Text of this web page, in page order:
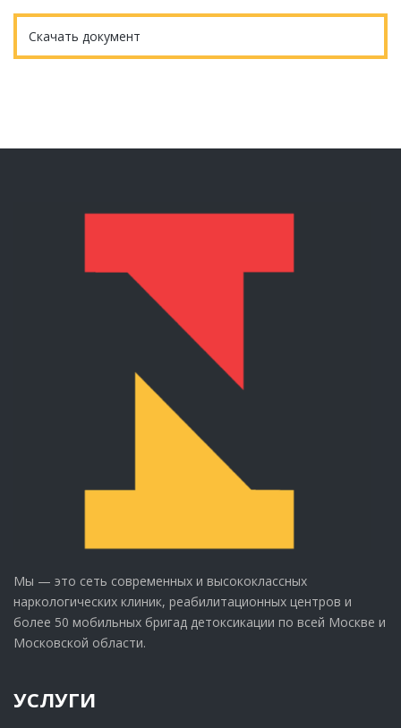
Скачать документ
Мы — это сеть современных и высококлассных
наркологических клиник, реабилитационных центров и
более 50 мобильных бригад детоксикации по всей Москве и
Московской области.
УСЛУГИ